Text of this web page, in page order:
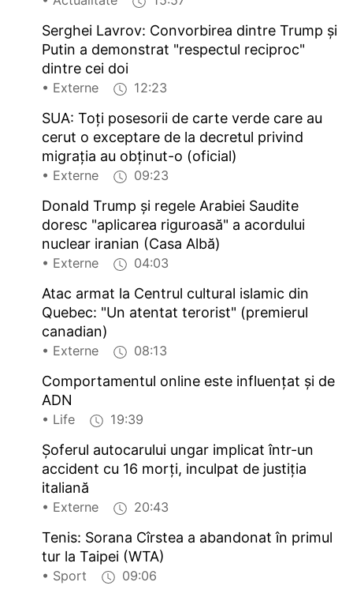
Serghei Lavrov: Convorbirea dintre Trump și
Putin a demonstrat "respectul reciproc"
dintre cei doi
• Externe 12:23
SUA: Toți posesorii de carte verde care au
cerut o exceptare de la decretul privind
migrația au obținut-o (oficial)
• Externe 09:23
Donald Trump și regele Arabiei Saudite
doresc "aplicarea riguroasă" a acordului
nuclear iranian (Casa Albă)
• Externe 04:03
Atac armat la Centrul cultural islamic din
Quebec: "Un atentat terorist" (premierul
canadian)
• Externe 08:13
Comportamentul online este influențat și de
ADN
• Life 19:39
Șoferul autocarului ungar implicat într-un
accident cu 16 morți, inculpat de justiția
italiană
• Externe 20:43
Tenis: Sorana Cîrstea a abandonat în primul
tur la Taipei (WTA)
• Sport 09:06